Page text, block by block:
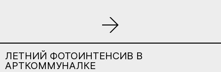
ЛЕТНИЙ ФОТОИНТЕНСИВ В
АРТКОММУНАЛКЕ